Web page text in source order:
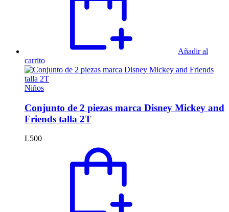
Añadir al
carrito
Niños
Conjunto de 2 piezas marca Disney Mickey and
Friends talla 2T
L500